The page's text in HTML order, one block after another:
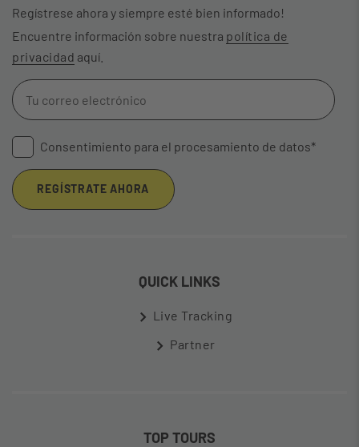
Regístrese ahora y siempre esté bien informado!
Encuentre información sobre nuestra política de
privacidad aquí.
Consentimiento para el procesamiento de datos*
REGÍSTRATE AHORA
QUICK LINKS
Live Tracking
Partner
TOP TOURS